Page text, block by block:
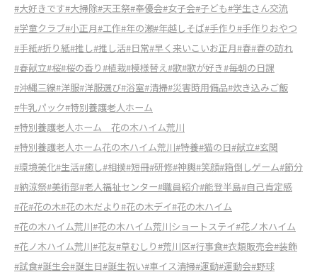
#大好きです#大掃除#天王祭#奉優会#女子会#子ども#学生さん交流
#学童クラブ#小正月#工作#年の瀬#年越しそば#手作り#手作りおやつ
#手紙#折り紙#推し#推し活#日常#早く来いこいお正月#春#春の訪れ
#春献立#桜#桜の香り#植栽#模様替え#歌#歌が好き#毎朝の日課
#沖縄三線#洋服#洋服選び#浴室#清掃#災害時用備品#炊き込みご飯
#牛乳パック#特別養護老人ホーム
#特別養護老人ホーム 花の木ハイム荒川
#特別養護老人ホーム花の木ハイム荒川#特養#猫の日#献立#玄関
#環境美化#生活#癒し#相撲#短冊#研修#神輿#笑顔#箱倒しゲーム#節分
#納涼祭#美術部#老人福祉センター#職員紹介#能登半島#自己肯定感
#花#花の木#花の木だより#花の木デイ#花の木ハイム
#花の木ハイム荒川#花の木ハイム荒川ショートステイ#花ノ木ハイム
#花ノ木ハイム荒川#花友#草むしり#荒川区#行事食#衣類販売会#装飾
#試食#誕生会#誕生日#誕生祝い#車イス清掃#運動#運動会#野球